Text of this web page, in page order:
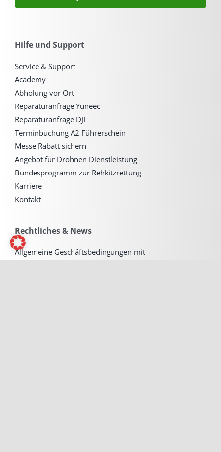
Hilfe und Support
Service & Support
Academy
Abholung vor Ort
Reparaturanfrage Yuneec
Reparaturanfrage DJI
Terminbuchung A2 Führerschein
Messe Rabatt sichern
Angebot für Drohnen Dienstleistung
Bundesprogramm zur Rehkitzrettung
Karriere
Kontakt
Rechtliches & News
Allgemeine Geschäftsbedingungen mit